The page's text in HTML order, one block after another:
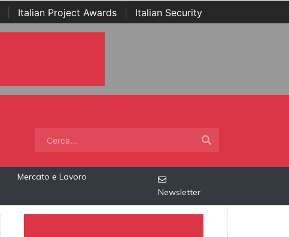
Italian Project Awards
Italian Security
Mercato e Lavoro
Newsletter